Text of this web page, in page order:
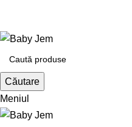
Căutare
Meniul